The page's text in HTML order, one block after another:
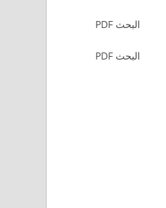
البحث PDF
البحث PDF